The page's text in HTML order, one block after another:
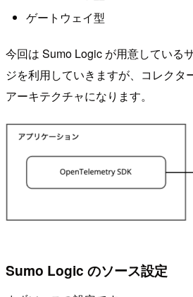
ゲートウェイ型
今回は Sumo Logic が用意している
ジを利用していきますが、コレクタ
アーキテクチャになります。
Sumo Logic のソース設定